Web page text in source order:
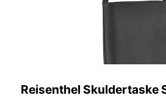
Reisenthel Skuldertaske